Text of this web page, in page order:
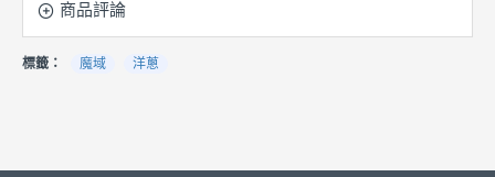
商品評論
標籤： 魔域 洋蔥